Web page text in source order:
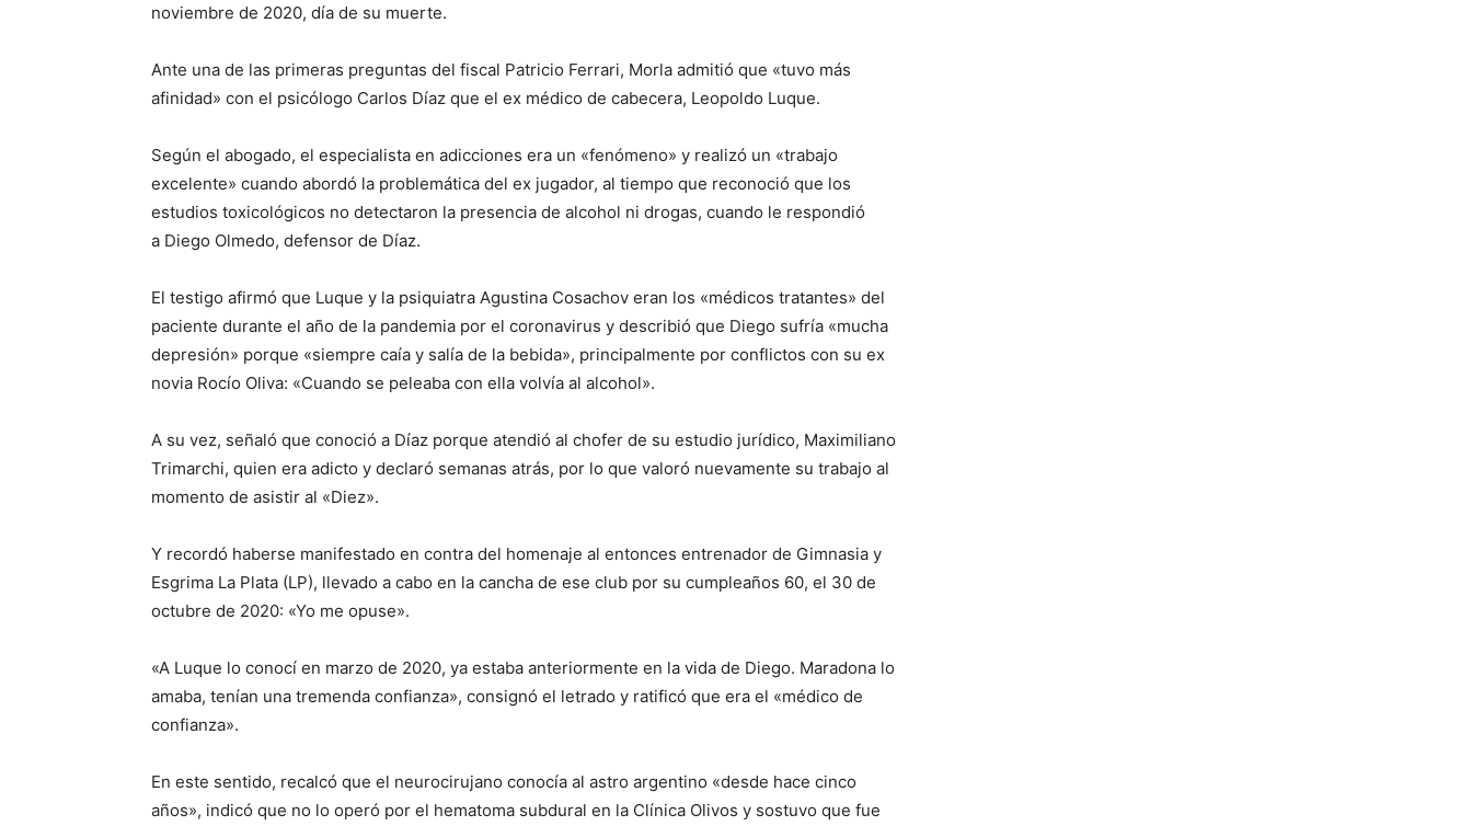
noviembre de 2020, día de su muerte.
Ante una de las primeras preguntas del fiscal Patricio Ferrari, Morla admitió que «tuvo más
afinidad» con el psicólogo Carlos Díaz que el ex médico de cabecera, Leopoldo Luque.
Según el abogado, el especialista en adicciones era un «fenómeno» y realizó un «trabajo
excelente» cuando abordó la problemática del ex jugador, al tiempo que reconoció que los
estudios toxicológicos no detectaron la presencia de alcohol ni drogas, cuando le respondió
a Diego Olmedo, defensor de Díaz.
El testigo afirmó que Luque y la psiquiatra Agustina Cosachov eran los «médicos tratantes» del
paciente durante el año de la pandemia por el coronavirus y describió que Diego sufría «mucha
depresión» porque «siempre caía y salía de la bebida», principalmente por conflictos con su ex
novia Rocío Oliva: «Cuando se peleaba con ella volvía al alcohol».
A su vez, señaló que conoció a Díaz porque atendió al chofer de su estudio jurídico, Maximiliano
Trimarchi, quien era adicto y declaró semanas atrás, por lo que valoró nuevamente su trabajo al
momento de asistir al «Diez».
Y recordó haberse manifestado en contra del homenaje al entonces entrenador de Gimnasia y
Esgrima La Plata (LP), llevado a cabo en la cancha de ese club por su cumpleaños 60, el 30 de
octubre de 2020: «Yo me opuse».
«A Luque lo conocí en marzo de 2020, ya estaba anteriormente en la vida de Diego. Maradona lo
amaba, tenían una tremenda confianza», consignó el letrado y ratificó que era el «médico de
confianza».
En este sentido, recalcó que el neurocirujano conocía al astro argentino «desde hace cinco
años», indicó que no lo operó por el hematoma subdural en la Clínica Olivos y sostuvo que fue